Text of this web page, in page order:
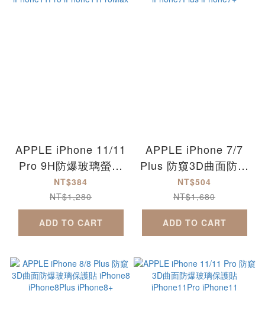
APPLE iPhone 11/11
Pro 9H防爆玻璃螢幕
保護貼-滿版
iPhone11Pro
iPhone11ProMax
NT$384
NT$1,280
ADD TO CART
APPLE iPhone 7/7
Plus 防窺3D曲面防爆
玻璃保護貼 iPhone7
iPhone7Plus
iPhone7+
NT$504
NT$1,680
ADD TO CART